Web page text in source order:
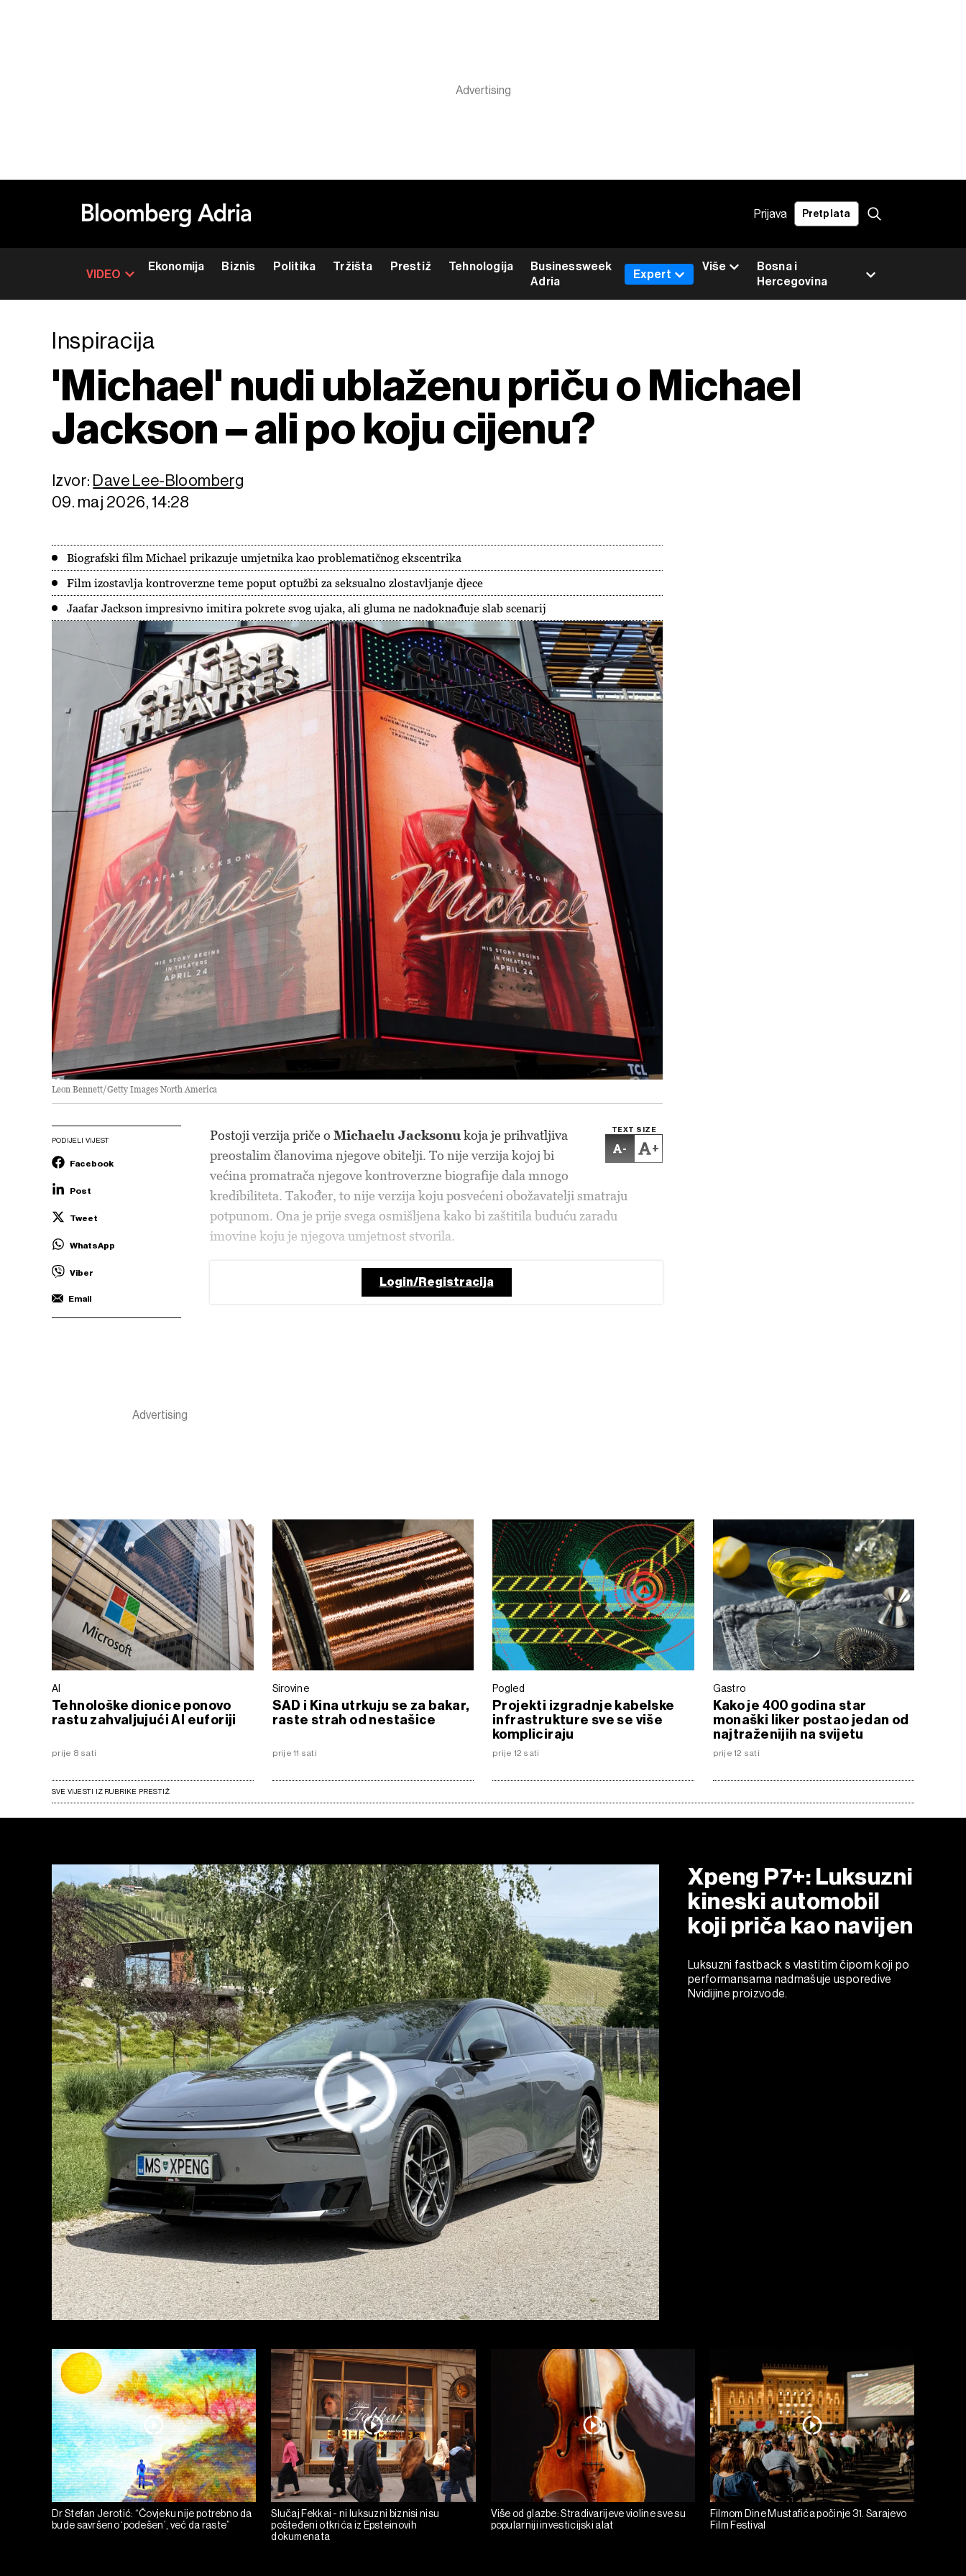
Prijava Pretplata
VIDEO
Ekonomija Biznis Politika Tržišta Prestiž Tehnologija
Businessweek
Adria
Bosna i
Hercegovina
Expert
Više
Inspiracija
'Michael' nudi ublaženu priču o Michael
Jackson – ali po koju cijenu?
Izvor: Dave Lee-Bloomberg
09. maj 2026, 14:28
Biografski film Michael prikazuje umjetnika kao problematičnog ekscentrika
Film izostavlja kontroverzne teme poput optužbi za seksualno zlostavljanje djece
Jaafar Jackson impresivno imitira pokrete svog ujaka, ali gluma ne nadoknađuje slab scenarij
Leon Bennett/Getty Images North America
PODIJELI VIJEST
Facebook
Post
Tweet
WhatsApp
Viber
Email
TEXT SIZE
- +
Postoji verzija priče o Michaelu Jacksonu koja je prihvatljiva
preostalim članovima njegove obitelji. To nije verzija kojoj bi
većina promatrača njegove kontroverzne biografije dala mnogo
kredibiliteta. Također, to nije verzija koju posvećeni obožavatelji smatraju
potpunom. Ona je prije svega osmišljena kako bi zaštitila buduću zaradu
imovine koju je njegova umjetnost stvorila.
Login/Registracija
AI
Tehnološke dionice ponovo
rastu zahvaljujući AI euforiji
prije 8 sati
Sirovine
SAD i Kina utrkuju se za bakar,
raste strah od nestašice
prije 11 sati
Pogled
Projekti izgradnje kabelske
infrastrukture sve se više
kompliciraju
prije 12 sati
Gastro
Kako je 400 godina star
monaški liker postao jedan od
najtraženijih na svijetu
prije 12 sati
SVE VIJESTI IZ RUBRIKE PRESTIŽ
Xpeng P7+: Luksuzni
kineski automobil
koji priča kao navijen
Luksuzni fastback s vlastitim čipom koji po
performansama nadmašuje usporedive
Nvidijine proizvode.
Dr Stefan Jerotić: “Čovjeku nije potrebno da
bude savršeno ‘podešen’, već da raste”
Slučaj Fekkai - ni luksuzni biznisi nisu
pošteđeni otkrića iz Epsteinovih
dokumenata
Više od glazbe: Stradivarijeve violine sve su
popularniji investicijski alat
Filmom Dine Mustafića počinje 31. Sarajevo
Film Festival